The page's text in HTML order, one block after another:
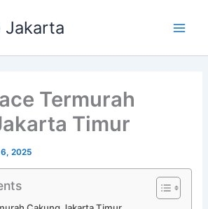
Jakarta
Termurah
Timur
2025